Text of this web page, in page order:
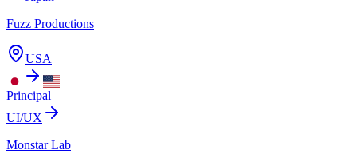
Fuzz Productions
USA
Principal
UI/UX
Monstar Lab